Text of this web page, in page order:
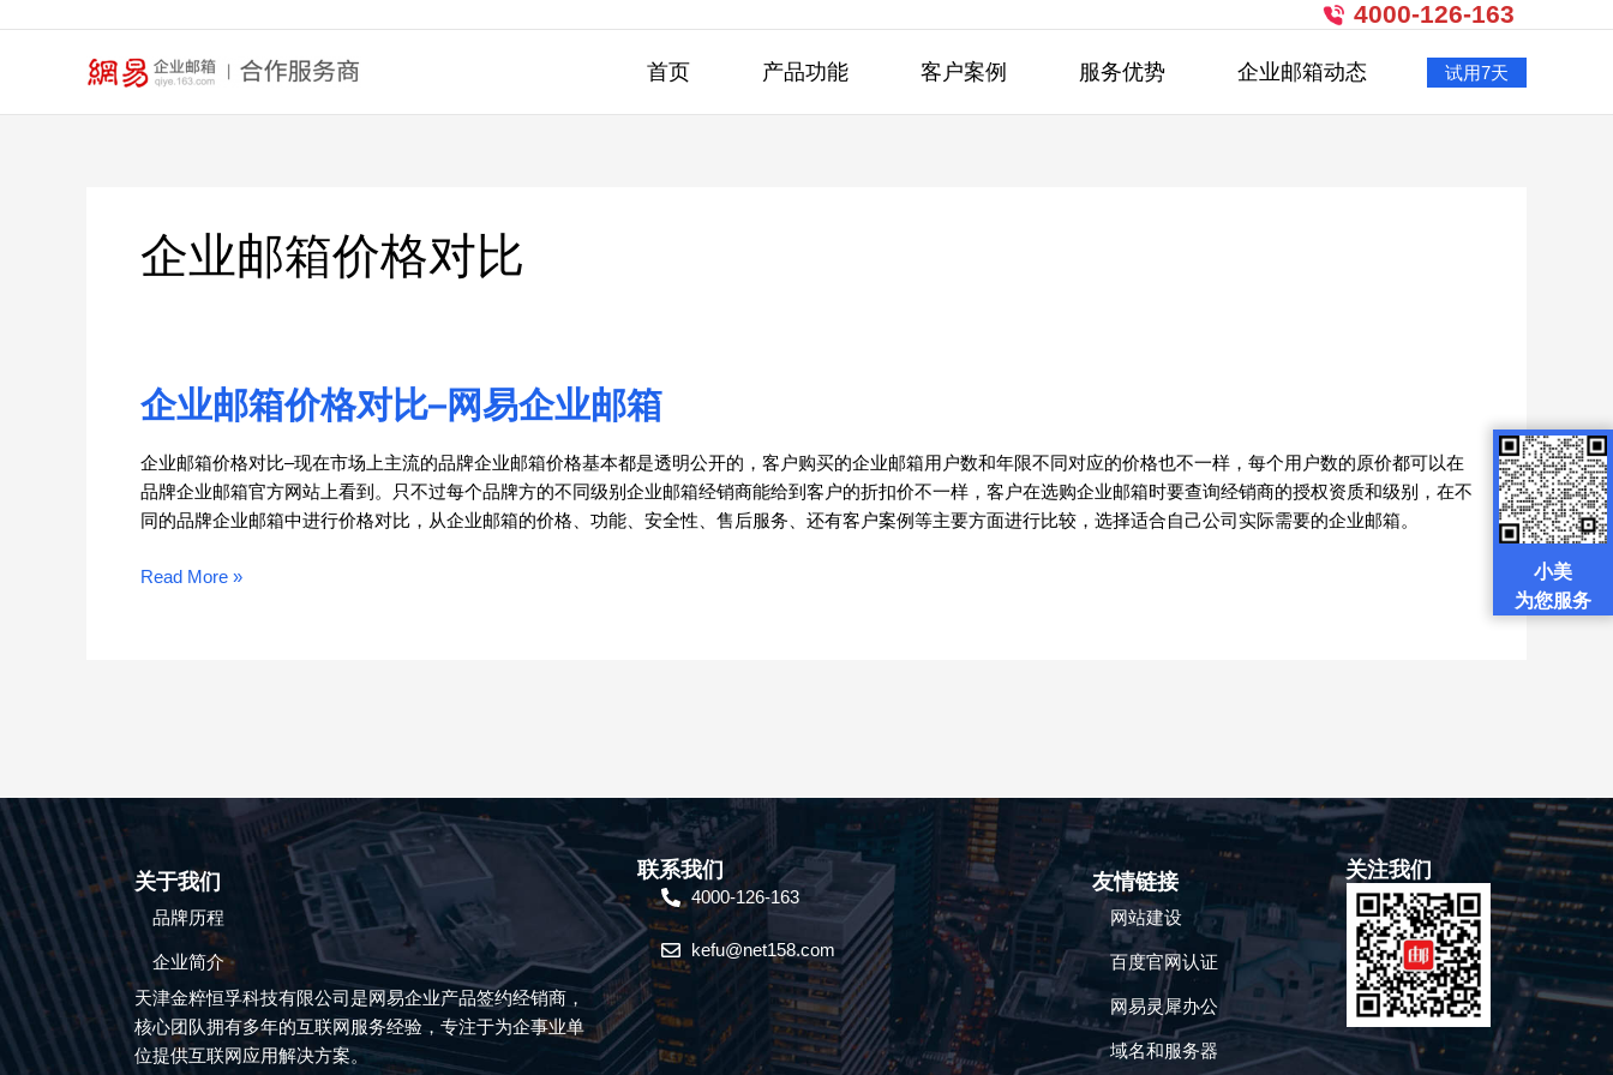
4000-126-163
首页 产品功能 客户案例 服务优势 企业邮箱动态 试用7天
企业邮箱价格对比
企业邮箱价格对比–网易企业邮箱
企业邮箱价格对比–现在市场上主流的品牌企业邮箱价格基本都是透明公开的，客户购买的企业邮箱用户数和年限不同对应的价格也不一样，每个用户数的原价都可以在
品牌企业邮箱官方网站上看到。只不过每个品牌方的不同级别企业邮箱经销商能给到客户的折扣价不一样，客户在选购企业邮箱时要查询经销商的授权资质和级别，在不
同的品牌企业邮箱中进行价格对比，从企业邮箱的价格、功能、安全性、售后服务、还有客户案例等主要方面进行比较，选择适合自己公司实际需要的企业邮箱。
企
业
邮
箱
价
对
箱
Read More »
关于我们
品牌历程
企业简介
天津金粹恒孚科技有限公司是网易企业产品签约经销商，
核心团队拥有多年的互联网服务经验，专注于为企事业单
位提供互联网应用解决方案。
小美
为您服务
联系我们
4000-126-163
kefu@net158.com
友情链接
网站建设
百度官网认证
网易灵犀办公
域名和服务器
关注我们